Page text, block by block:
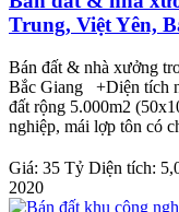
Trung, Việt Yên,
Bán đất & nhà xưởng
Bắc Giang +Diện tích
đất rộng 5.000m2
nghiệp, mái lợp tôn có
Giá: 35 Tỷ Diện tích:
2020